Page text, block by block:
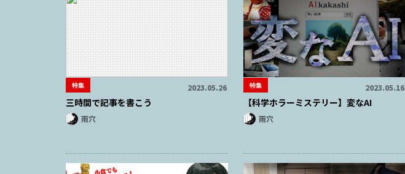
特集 2023.05.26
三時間で記事を書こう
雨穴
特集 2023.05.16
【科学ホラーミステリー】変なAI
雨穴